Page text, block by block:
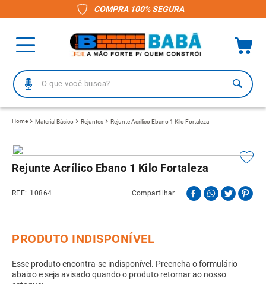
COMPRA 100% SEGURA
O que você busca?
Material Básico Rejuntes Rejunte Acrílico Ebano 1 Kilo Fortaleza
Rejunte Acrílico Ebano 1 Kilo Fortaleza
10864 Compartilhar
2º porcelanato
3 telha
4 vaso sanitário
6º telha fibrocimento
8º pisos